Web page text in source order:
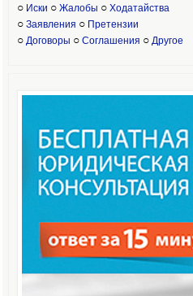
○ Иски ○ Жалобы ○ Ходатайства
○ Заявления ○ Претензии
○ Договоры ○ Соглашения ○ Другое